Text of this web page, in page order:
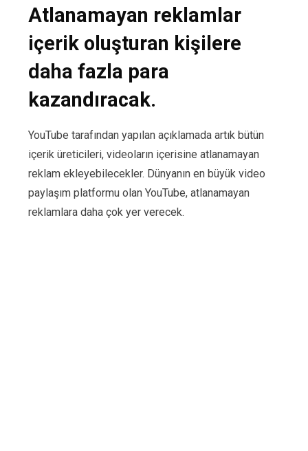
Atlanamayan reklamlar
içerik oluşturan kişilere
daha fazla para
kazandıracak.
YouTube tarafından yapılan açıklamada artık bütün
içerik üreticileri, videoların içerisine atlanamayan
reklam ekleyebilecekler. Dünyanın en büyük video
paylaşım platformu olan YouTube, atlanamayan
reklamlara daha çok yer verecek.